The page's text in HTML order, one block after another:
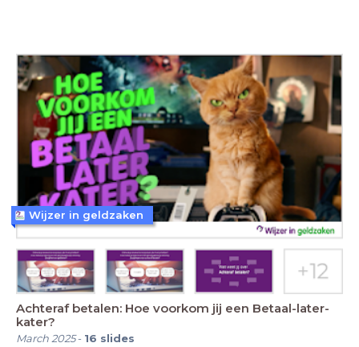
Achteraf betalen: Hoe voorkom jij een Betaal-later-
kater?
March 2025- 16 slides
Wijzer in geldzaken